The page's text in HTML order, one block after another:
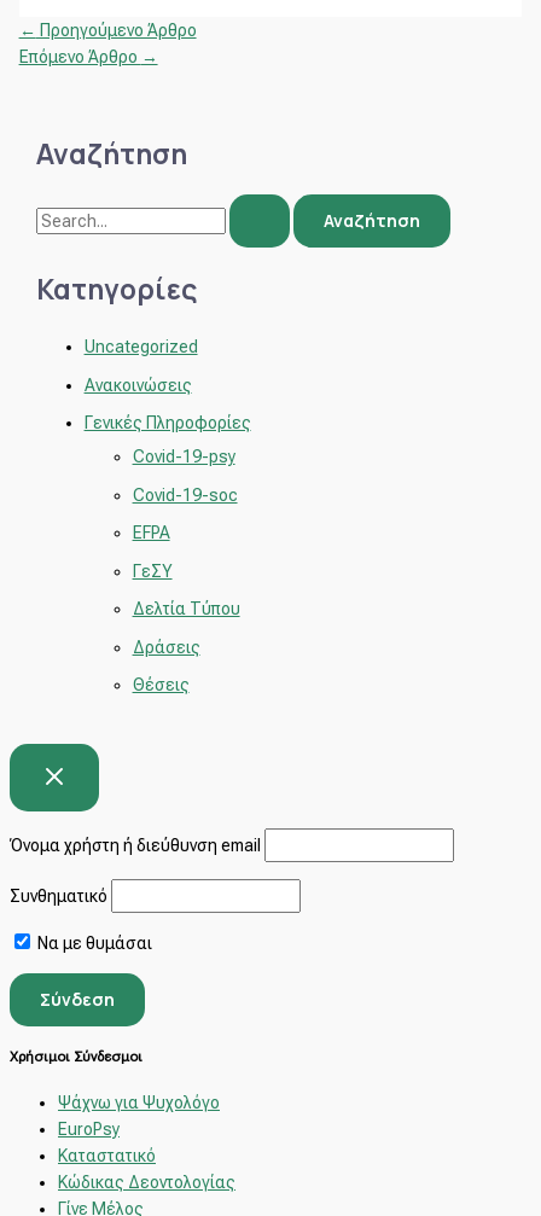
← Προηγούμενο Άρθρο
Επόμενο Άρθρο →
Αναζήτηση
Κατηγορίες
Uncategorized
Ανακοινώσεις
Γενικές Πληροφορίες
Covid-19-psy
Covid-19-soc
EFPA
ΓεΣΥ
Δελτία Τύπου
Δράσεις
Θέσεις
Όνομα χρήστη ή διεύθυνση email
Συνθηματικό
Να με θυμάσαι
Χρήσιμοι Σύνδεσμοι
Ψάχνω για Ψυχολόγο
EuroPsy
Καταστατικό
Κώδικας Δεοντολογίας
Γίνε Μέλος